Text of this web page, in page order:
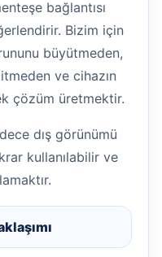
bağlantısı
Bizim için
büyütmeden,
ve cihazın
çözüm üretmektir.
dış görünümü
kullanılabilir ve